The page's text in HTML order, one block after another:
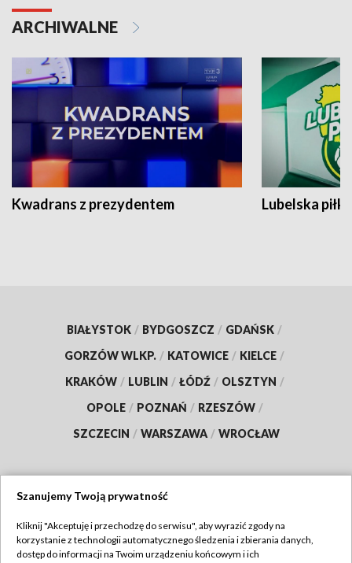
ARCHIWALNE
Kwadrans z prezydentem Lubelska piłka
BIAŁYSTOK / BYDGOSZCZ / GDAŃSK /
GORZÓW WLKP. / KATOWICE / KIELCE /
KRAKÓW / LUBLIN / ŁÓDŹ / OLSZTYN /
OPOLE / POZNAŃ / RZESZÓW /
SZCZECIN / WARSZAWA / WROCŁAW
TVP
Szanujemy Twoją prywatność
Kliknij "Akceptuję i przechodzę do serwisu", aby wyrazić zgody na
korzystanie z technologii automatycznego śledzenia i zbierania danych,
dostęp do informacji na Twoim urządzeniu końcowym i ich